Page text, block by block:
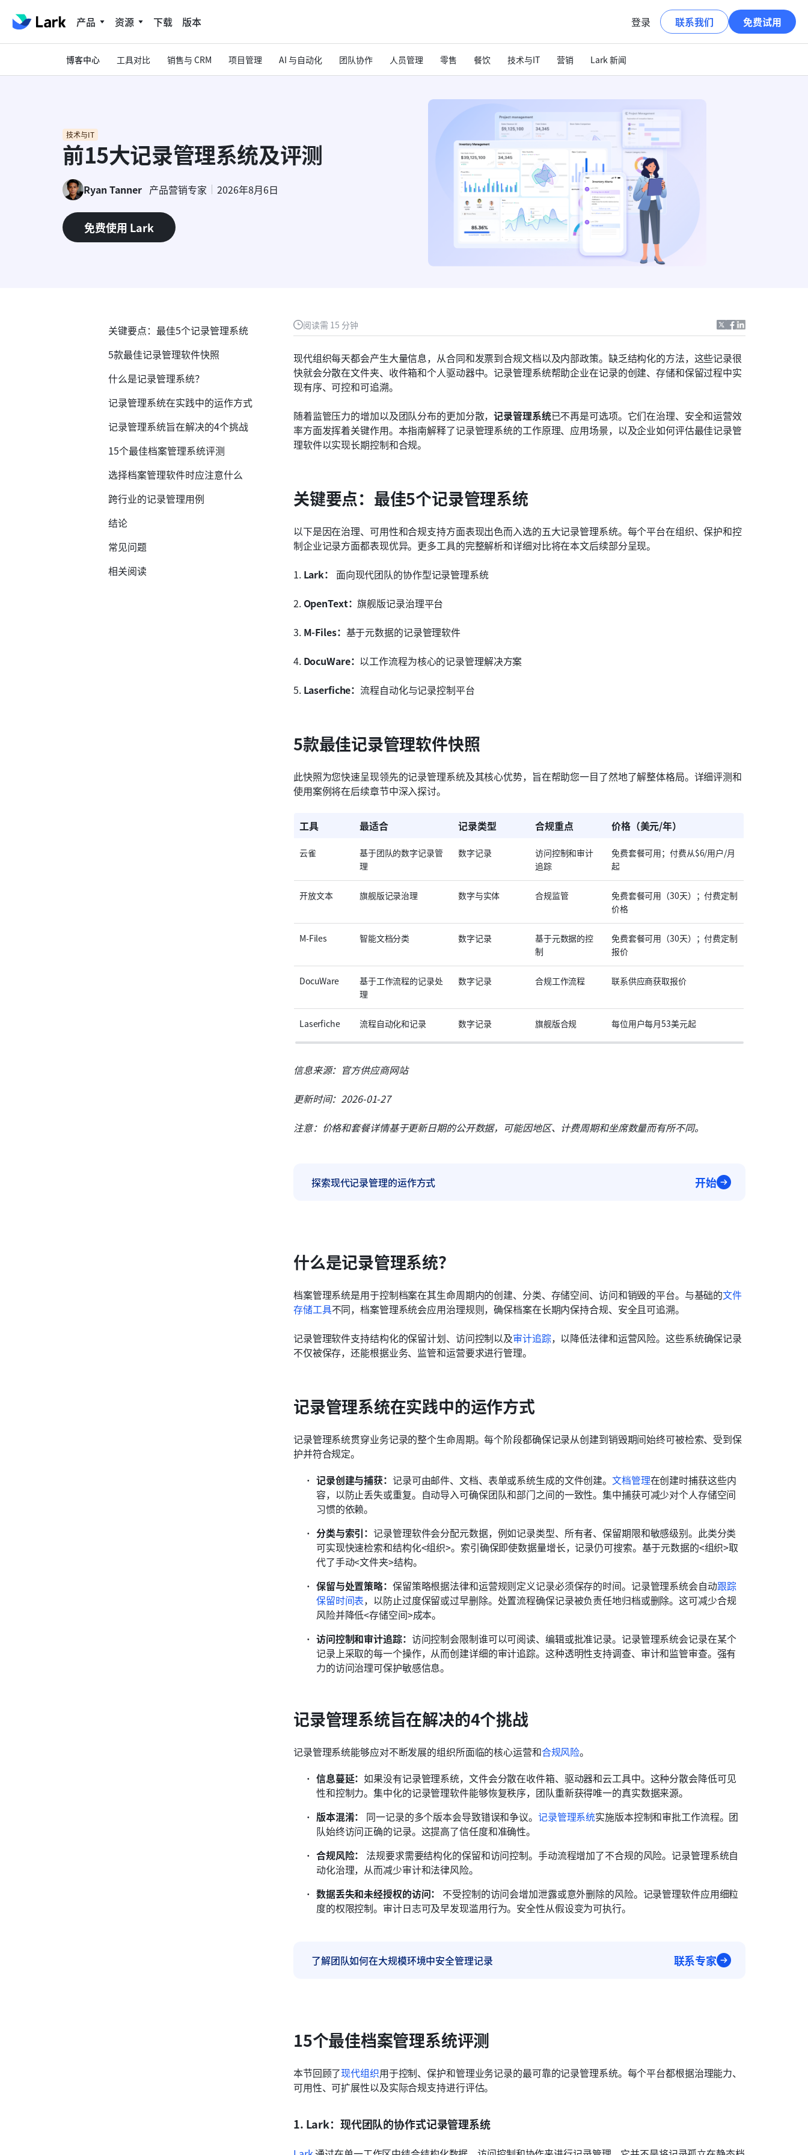
产品 资源 下载 版本 登录 联系我们 免费试用
博客中心 工具对比 销售与 CRM 项目管理 AI 与自动化 团队协作 人员管理 零售 餐饮 技术与IT 营销 Lark 新闻
技术与IT
前15大记录管理系统及评测
Ryan Tanner 产品营销专家 2026年8月6日
免费使用 Lark
阅读需 15 分钟
现代组织每天都会产生大量信息，从合同和发票到合规文档以及内部政策。缺乏结构化的方法，这些记录很
快就会分散在文件夹、收件箱和个人驱动器中。记录管理系统帮助企业在记录的创建、存储和保留过程中实
现有序、可控和可追溯。
随着监管压力的增加以及团队分布的更加分散，记录管理系统已不再是可选项。它们在治理、安全和运营效
率方面发挥着关键作用。本指南解释了记录管理系统的工作原理、应用场景，以及企业如何评估最佳记录管
理软件以实现长期控制和合规。
关键要点：最佳5个记录管理系统
以下是因在治理、可用性和合规支持方面表现出色而入选的五大记录管理系统。每个平台在组织、保护和控
制企业记录方面都表现优异。更多工具的完整解析和详细对比将在本文后续部分呈现。
1. Lark：
面向现代团队的协作型记录管理系统
2. OpenText：旗舰版记录治理平台
3. M-Files： 基于元数据的记录管理软件
4. DocuWare： 以工作流程为核心的记录管理解决方案
5. Laserfiche： 流程自动化与记录控制平台
5款最佳记录管理软件快照
此快照为您快速呈现领先的记录管理系统及其核心优势，旨在帮助您一目了然地了解整体格局。详细评测和
使用案例将在后续章节中深入探讨。
工具 最适合 记录类型 合规重点 价格（美元/年）
云雀
基于团队的数字记录管
理
数字记录
访问控制和审计
追踪
免费套餐可用；付费从$6/用户/月
起
开放文本 旗舰版记录治理 数字与实体 合规监管
免费套餐可用（30天）；付费定制
价格
M-Files 智能文档分类 数字记录
基于元数据的控
制
免费套餐可用（30天）；付费定制
报价
DocuWare
基于工作流程的记录处
理
数字记录 合规工作流程 联系供应商获取报价
Laserfiche 流程自动化和记录 数字记录 旗舰版合规 每位用户每月53美元起
信息来源：官方供应商网站
更新时间：2026-01-27
注意：价格和套餐详情基于更新日期的公开数据，可能因地区、计费周期和坐席数量而有所不同。
探索现代记录管理的运作方式 开始
什么是记录管理系统？
档案管理系统是用于控制档案在其生命周期内的创建、分类、存储空间、访问和销毁的平台。与基础的文件
存储工具不同，档案管理系统会应用治理规则，确保档案在长期内保持合规、安全且可追溯。
记录管理软件支持结构化的保留计划、访问控制以及审计追踪，以降低法律和运营风险。这些系统确保记录
不仅被保存，还能根据业务、监管和运营要求进行管理。
记录管理系统在实践中的运作方式
记录管理系统贯穿业务记录的整个生命周期。每个阶段都确保记录从创建到销毁期间始终可被检索、受到保
护并符合规定。
记录创建与捕获： 记录可由邮件、文档、表单或系统生成的文件创建。文档管理在创建时捕获这些内
容，以防止丢失或重复。自动导入可确保团队和部门之间的一致性。集中捕获可减少对个人存储空间
习惯的依赖。
分类与索引：记录管理软件会分配元数据，例如记录类型、所有者、保留期限和敏感级别。此类分类
可实现快速检索和结构化<组织>。索引确保即使数据量增长，记录仍可搜索。基于元数据的<组织>取
代了手动<文件夹>结构。
保留与处置策略： 保留策略根据法律和运营规则定义记录必须保存的时间。记录管理系统会自动跟踪
保留时间表，以防止过度保留或过早删除。处置流程确保记录被负责任地归档或删除。这可减少合规
风险并降低<存储空间>成本。
访问控制和审计追踪： 访问控制会限制谁可以可阅读、编辑或批准记录。记录管理系统会记录在某个
记录上采取的每一个操作，从而创建详细的审计追踪。这种透明性支持调查、审计和监管审查。强有
力的访问治理可保护敏感信息。
记录管理系统旨在解决的4个挑战
记录管理系统能够应对不断发展的组织所面临的核心运营和合规风险。
信息蔓延：如果没有记录管理系统，文件会分散在收件箱、驱动器和云工具中。这种分散会降低可见
性和控制力。集中化的记录管理软件能够恢复秩序，团队重新获得唯一的真实数据来源。
版本混淆：
同一记录的多个版本会导致错误和争议。 记录管理系统实施版本控制和审批工作流程。团
队始终访问正确的记录。这提高了信任度和准确性。
合规风险：
法规要求需要结构化的保留和访问控制。手动流程增加了不合规的风险。记录管理系统自
动化治理，从而减少审计和法律风险。
数据丢失和未经授权的访问：
不受控制的访问会增加泄露或意外删除的风险。记录管理软件应用细粒
度的权限控制。审计日志可及早发现滥用行为。安全性从假设变为可执行。
了解团队如何在大规模环境中安全管理记录 联系专家
15个最佳档案管理系统评测
本节回顾了现代组织用于控制、保护和管理业务记录的最可靠的记录管理系统。每个平台都根据治理能力、
可用性、可扩展性以及实际合规支持进行评估。
1. Lark：现代团队的协作式记录管理系统
关键要点：最佳5个记录管理系统
5款最佳记录管理软件快照
什么是记录管理系统？
记录管理系统在实践中的运作方式
记录管理系统旨在解决的4个挑战
15个最佳档案管理系统评测
选择档案管理软件时应注意什么
跨行业的记录管理用例
结论
常见问题
相关阅读